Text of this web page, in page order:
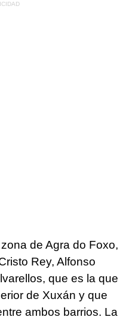
de Agra do Foxo,
Rey, Alfonso
que es la que
de Xuxán y que
ambos barrios. La